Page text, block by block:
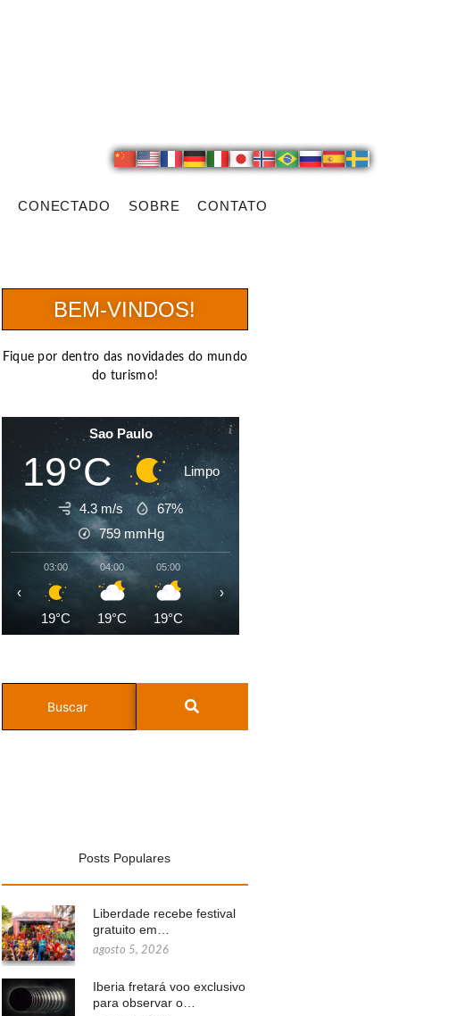
CONECTADO SOBRE CONTATO
BEM-VINDOS!
Fique por dentro das novidades do mundo
do turismo!
Sao Paulo
19°C Limpo
4.3 m/s
67%
759 mmHg
03:00
19°C
04:00
19°C
05:00
19°C
‹ ›
Posts Populares
Liberdade recebe festival
gratuito em…
agosto 5, 2026
Iberia fretará voo exclusivo
para observar o…